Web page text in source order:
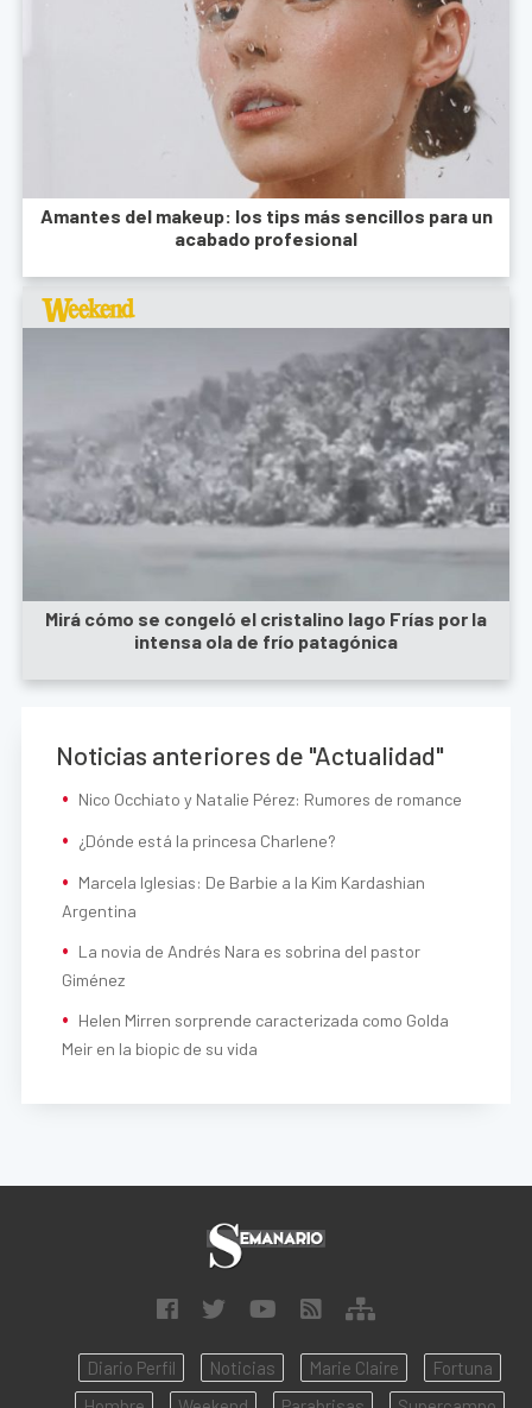
Amantes del makeup: los tips más sencillos para un
acabado profesional
Mirá cómo se congeló el cristalino lago Frías por la
intensa ola de frío patagónica
Noticias anteriores de "Actualidad"
Nico Occhiato y Natalie Pérez: Rumores de romance
¿Dónde está la princesa Charlene?
Marcela Iglesias: De Barbie a la Kim Kardashian
Argentina
La novia de Andrés Nara es sobrina del pastor
Giménez
Helen Mirren sorprende caracterizada como Golda
Meir en la biopic de su vida
Diario Perfil Noticias Marie Claire
Fortuna